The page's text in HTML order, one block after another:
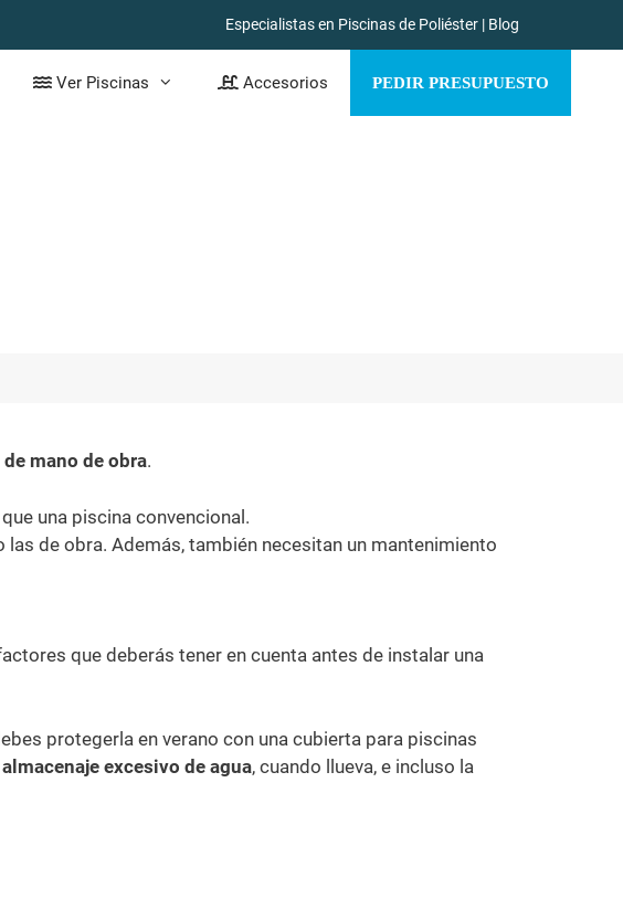
Especialistas en Piscinas de Poliéster | Blog
Ver Piscinas Accesorios PEDIR PRESUPUESTO
mano de obra.
una piscina convencional.
de obra. Además, también necesitan un mantenimiento
que deberás tener en cuenta antes de instalar una
protegerla en verano con una cubierta para piscinas
almacenaje excesivo de agua, cuando llueva, e incluso la